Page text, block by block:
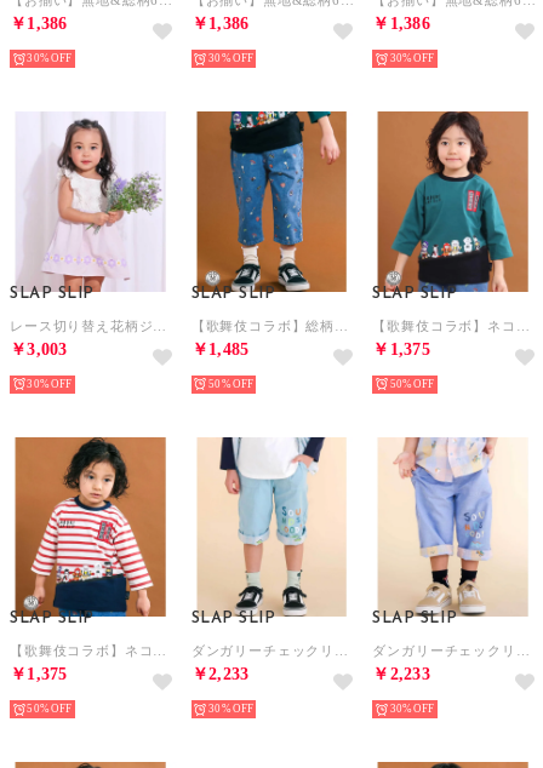
￥1,386
30%
￥1,386
30%
￥1,386
30%
SLAP SLIP
￥3,003
30%
SLAP SLIP
￥1,485
50%
SLAP SLIP
￥1,375
50%
SLAP SLIP
￥1,375
50%
SLAP SLIP
￥2,233
30%
SLAP SLIP
￥2,233
30%